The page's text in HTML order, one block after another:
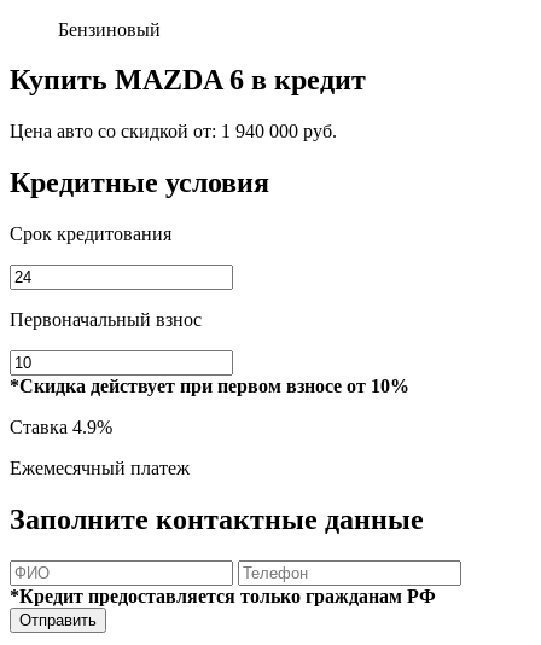
Бензиновый
Купить MAZDA 6 в кредит
Цена авто со скидкой от: 1 940 000 руб.
Кредитные условия
Срок кредитования
Первоначальный взнос
*Скидка действует при первом взносе от 10%
Ставка 4.9%
Ежемесячный платеж
Заполните контактные данные
*Кредит предоставляется только гражданам РФ
Отправить